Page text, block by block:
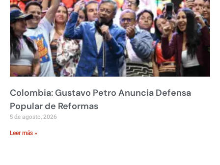
Colombia: Gustavo Petro Anuncia Defensa
Popular de Reformas
5 de agosto, 2026
Leer más »